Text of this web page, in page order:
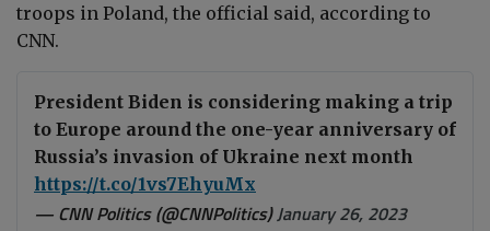
troops in Poland, the official said, according to
CNN.
President Biden is considering making a trip
to Europe around the one-year anniversary of
Russia’s invasion of Ukraine next month
https://t.co/1vs7EhyuMx
— CNN Politics (@CNNPolitics)January 26, 2023